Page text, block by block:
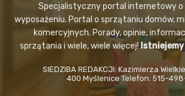
Specjalistyczny portal internetowy o
wyposażeniu. Portal o sprzątaniu domów,
komercyjnych. Porady, opinie,
sprzątania i wiele, wiele więcej!
SIEDZIBA REDAKCJI: Kazimierza
400 Myślenice Telefon: 515-